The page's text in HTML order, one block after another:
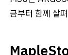
금부터 함께 살